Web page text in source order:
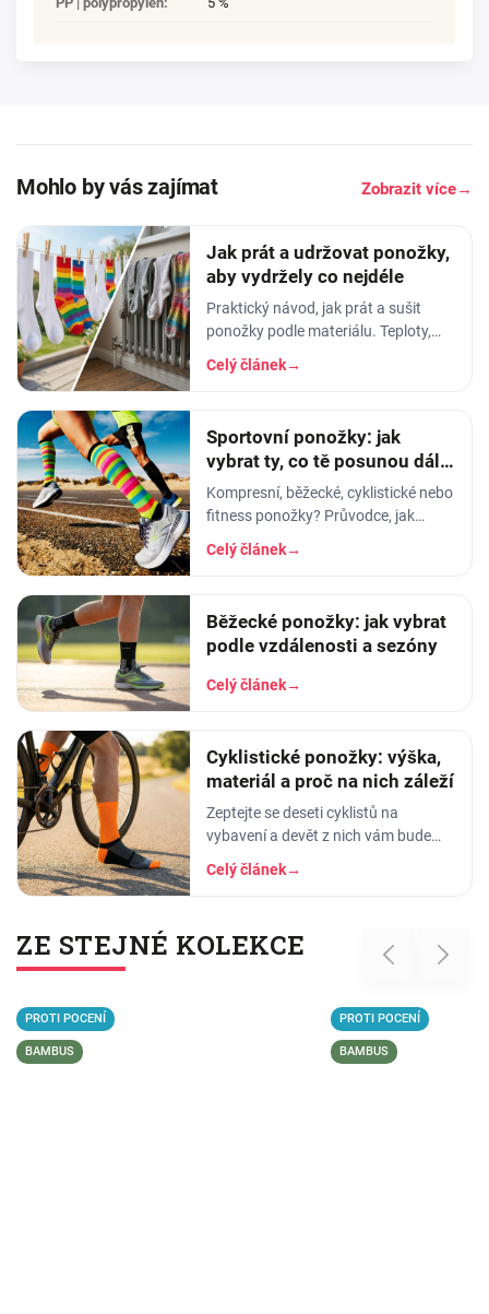
Mohlo by vás zajímat Zobrazit více→
Jak prát a udržovat ponožky,
aby vydržely co nejdéle
Praktický návod, jak prát a sušit
ponožky podle materiálu. Teploty,
tak sražení, trhání a ztrátě tvaru.
Celý článek→
Sportovní ponožky: jak
vybrat ty, co tě posunou dál a
nezničí ti nohy
Kompresní, běžecké, cyklistické nebo
fitness ponožky? Průvodce, jak
disciplíny, materiálu a střihu.
Celý článek→
Běžecké ponožky: jak vybrat
podle vzdálenosti a sezóny
Celý článek→
Cyklistické ponožky: výška,
materiál a proč na nich záleží
Zeptejte se deseti cyklistů na
vybavení a devět z nich vám bude
vyprávět o rámu, plášťích nebo
wattech. Na ponožky si vzpomene
Celý článek→
ZE STEJNÉ KOLEKCE Previous
PROTI POCENÍ
BAMBUS
PROTI POCENÍ
BAMBUS
Next